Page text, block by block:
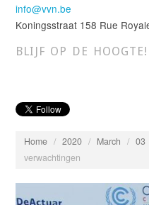
info@vvn.be
Koningsstraat 158 Rue
BLIJF OP DE HOOGTE!
Home / 2020 / March / 03
verwachtingen